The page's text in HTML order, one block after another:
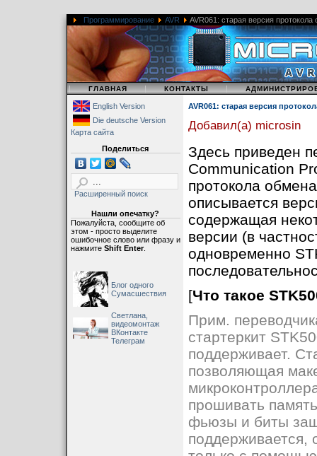
Программирование AVR AVR061: старая версия протокола
| ГЛАВНАЯ | КОНТАКТЫ |
English Version
Die deutsche Version
Карта сайта
Поделиться
Расширенный поиск
Нашли опечатку?
Пожалуйста, сообщите об
этом - просто выделите
ошибочное слово или фразу и
нажмите Shift Enter.
Блог одного
Сумасшествия
Светлана,
видеомонтаж
ВКонтакте
Телеграм
AVR061: старая версия
Добавил(а) microsin
Здесь приведен
Communication
протокола
описывается
содержащая
версии (в
одновременно
[Что такое
Прим.
стартеркит
поддерживает.
позволяющая
прошивать
фьюзы и биты
поддерживается,